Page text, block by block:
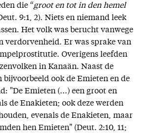
die “groot en tot in den hemel
9:1, 2). Niets en niemand leek
Het volk was berucht vanwege
verdorvenheid. Er was sprake van
Overigens leefden
in Kanaän. Naast de
bijvoorbeeld ook de Emieten en de
"De Emieten (...) een groot en
de Enakieten; ook deze werden
evenals de Enakieten, maar
hen Emieten" (Deut. 2:10, 11;